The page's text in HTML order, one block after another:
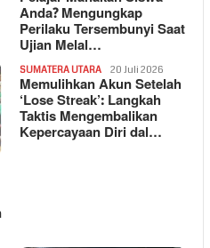
Anda? Mengungkap
Perilaku Tersembunyi Saat
Ujian Melal…
SUMATERA UTARA 20 Juli 2026
Memulihkan Akun Setelah
‘Lose Streak’: Langkah
Taktis Mengembalikan
Kepercayaan Diri dal…